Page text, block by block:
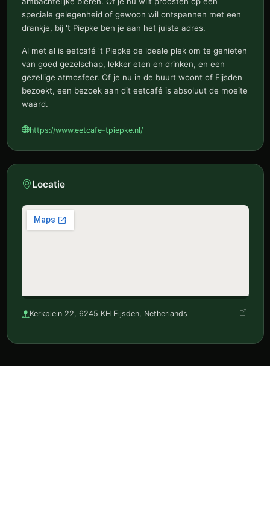
speciale gelegenheid of gewoon wil ontspannen met een
drankje, bij 't Piepke ben je aan het juiste adres.
Al met al is eetcafé 't Piepke de ideale plek om te genieten
van goed gezelschap, lekker eten en drinken, en een
gezellige atmosfeer. Of je nu in de buurt woont of Eijsden
bezoekt, een bezoek aan dit eetcafé is absoluut de moeite
waard.
https://www.eetcafe-tpiepke.nl/
Locatie
Kerkplein 22, 6245 KH Eijsden, Netherlands